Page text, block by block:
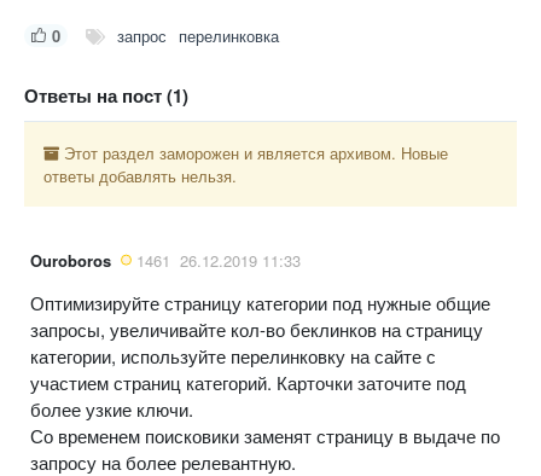
0 запрос перелинковка
Ответы на пост (1)
Этот раздел заморожен и является архивом. Новые
ответы добавлять нельзя.
Ouroboros 1461 26.12.2019 11:33
Оптимизируйте страницу категории под нужные общие
запросы, увеличивайте кол-во беклинков на страницу
категории, используйте перелинковку на сайте с
участием страниц категорий. Карточки заточите под
более узкие ключи.
Со временем поисковики заменят страницу в выдаче по
запросу на более релевантную.